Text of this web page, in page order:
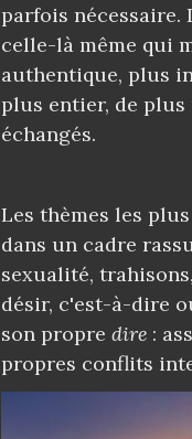
parfois
celle-là même qui
authentique, plus
plus entier, de
échangés.
Les thèmes les
dans un cadre
sexualité,
désir, c'est-à-dire
son propre dire :
propres conflits